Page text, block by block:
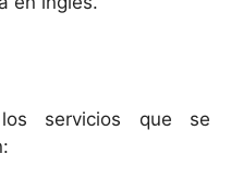
servicios que se